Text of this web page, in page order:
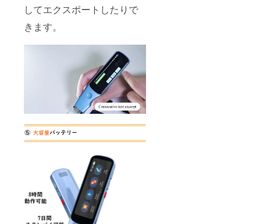
してエクスポートしたりで
きます。